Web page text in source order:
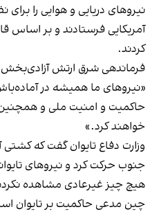
نیروهای دریایی و هوایی را
آمریکایی فرستادند و بر اساس
کردند.
فرماندهی شرق ارتش آزادی‌بخش
«نیروهای ما همیشه در
حاکمیت و امنیت ملی و
خواهند کرد.»
وزارت دفاع تایوان گفت که
جنوب حرکت کرد و نیروهای
هیچ چیز غیرعادی مشاهده
چین مدعی حاکمیت بر تایوان